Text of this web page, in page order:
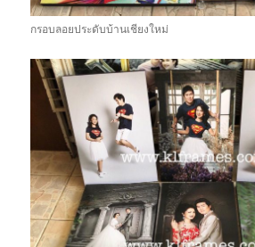
กรอบลอยประดับบ้านเชียงใหม่